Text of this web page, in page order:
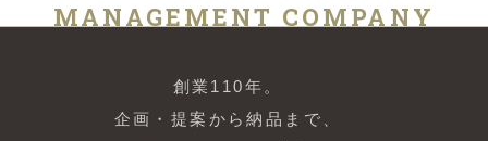
MANAGEMENT COMPANY
創業110年。
企画・提案から納品まで、